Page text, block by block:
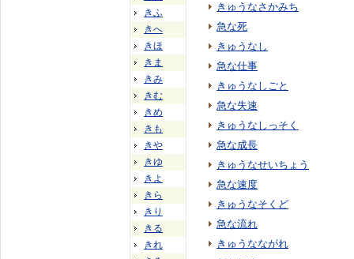
きふ
きへ
きほ
きま
きみ
きむ
きめ
きも
きや
きゆ
きよ
きら
きり
きる
きれ
きゅうなさかみち
急な死
きゅうなし
急な仕事
きゅうなしごと
急な失速
きゅうなしっそく
急な成長
きゅうなせいちょう
急な速度
きゅうなそくど
急な流れ
きゅうなながれ